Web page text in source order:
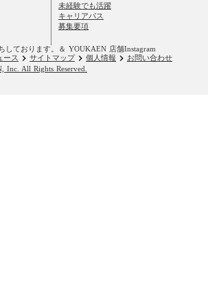
未経験でも活躍
キャリアパス
募集要項
しております。 ＆ YOUKAEN 店舗Instagram
ース keyboard_arrow_right サイトマップkeyboard_arrow_right 個人情報 keyboard_arrow_right お問い合わせ
All Rights Reserved.